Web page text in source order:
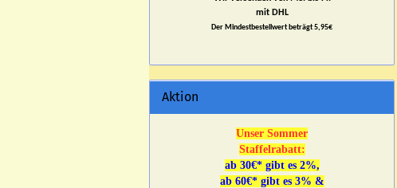
mit DHL
Der Mindestbestellwert beträgt 5,95€
Aktion
Unser Sommer
Staffelrabatt:
ab 30€* gibt es 2%,
ab 60€* gibt es 3% &